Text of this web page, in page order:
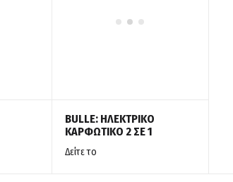
BULLE: ΗΛΕΚΤΡΙΚΟ
ΚΑΡΦΩΤΙΚΟ 2 ΣΕ 1
Δείτε το